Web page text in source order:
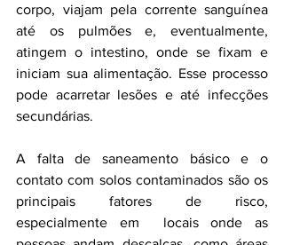
corpo, viajam pela corrente sanguínea
até os pulmões e, eventualmente,
atingem o intestino, onde se fixam e
iniciam sua alimentação. Esse processo
pode acarretar lesões e até infecções
secundárias.
A falta de saneamento básico e o
contato com solos contaminados são os
principais fatores de risco,
especialmente em  locais onde as